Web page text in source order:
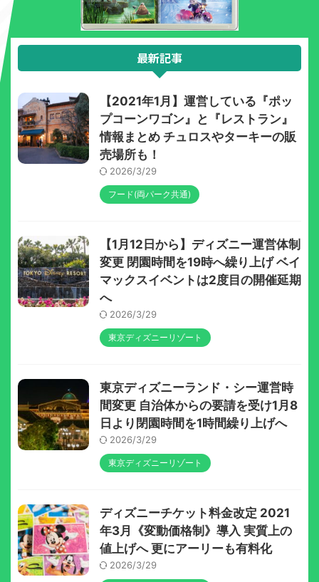
最新記事
【2021年1月】運営している『ポッ
プコーンワゴン』と『レストラン』
情報まとめ チュロスやターキーの販
売場所も！
2026/3/29
フード(両パーク共通)
【1月12日から】ディズニー運営体制
変更 閉園時間を19時へ繰り上げ ベイ
マックスイベントは2度目の開催延期
へ
2026/3/29
東京ディズニーリゾート
東京ディズニーランド・シー運営時
間変更 自治体からの要請を受け1月8
日より閉園時間を1時間繰り上げへ
2026/3/29
東京ディズニーリゾート
ディズニーチケット料金改定 2021
年3月《変動価格制》導入 実質上の
値上げへ 更にアーリーも有料化
2026/3/29